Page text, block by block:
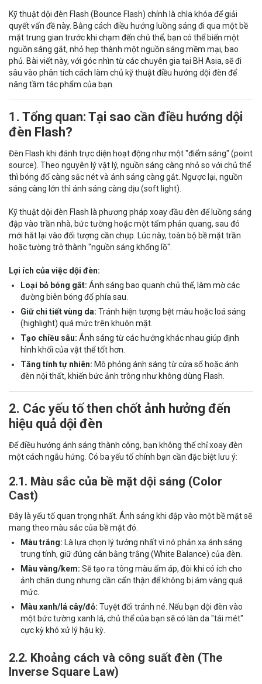
Kỹ thuật dội đèn Flash (Bounce Flash) chính là chìa khóa để giải
quyết vấn đề này. Bằng cách điều hướng luồng sáng đi qua một bề
mặt trung gian trước khi chạm đến chủ thể, bạn có thể biến một
nguồn sáng gắt, nhỏ hẹp thành một nguồn sáng mềm mại, bao
phủ. Bài viết này, với góc nhìn từ các chuyên gia tại BH Asia, sẽ đi
sâu vào phân tích cách làm chủ kỹ thuật điều hướng dội đèn để
nâng tầm tác phẩm của bạn.
1. Tổng quan: Tại sao cần điều hướng dội
đèn Flash?
Đèn Flash khi đánh trực diện hoạt động như một "điểm sáng" (point
source). Theo nguyên lý vật lý, nguồn sáng càng nhỏ so với chủ thể
thì bóng đổ càng sắc nét và ánh sáng càng gắt. Ngược lại, nguồn
sáng càng lớn thì ánh sáng càng dịu (soft light).
Kỹ thuật dội đèn Flash là phương pháp xoay đầu đèn để luồng sáng
đập vào trần nhà, bức tường hoặc một tấm phản quang, sau đó
mới hắt lại vào đối tượng cần chụp. Lúc này, toàn bộ bề mặt trần
hoặc tường trở thành "nguồn sáng khổng lồ".
Lợi ích của việc dội đèn:
Loại bỏ bóng gắt: Ánh sáng bao quanh chủ thể, làm mờ các
đường biên bóng đổ phía sau.
Giữ chi tiết vùng da: Tránh hiện tượng bệt màu hoặc loá sáng
(highlight) quá mức trên khuôn mặt.
Tạo chiều sâu: Ánh sáng từ các hướng khác nhau giúp định
hình khối của vật thể tốt hơn.
Tăng tính tự nhiên: Mô phỏng ánh sáng từ cửa sổ hoặc ánh
đèn nội thất, khiến bức ảnh trông như không dùng Flash.
2. Các yếu tố then chốt ảnh hưởng đến
hiệu quả dội đèn
Để điều hướng ánh sáng thành công, bạn không thể chỉ xoay đèn
một cách ngẫu hứng. Có ba yếu tố chính bạn cần đặc biệt lưu ý:
2.1. Màu sắc của bề mặt dội sáng (Color
Cast)
Đây là yếu tố quan trọng nhất. Ánh sáng khi đập vào một bề mặt sẽ
mang theo màu sắc của bề mặt đó.
Màu trắng: Là lựa chọn lý tưởng nhất vì nó phản xạ ánh sáng
trung tính, giữ đúng cân bằng trắng (White Balance) của đèn.
Màu vàng/kem: Sẽ tạo ra tông màu ấm áp, đôi khi có ích cho
ảnh chân dung nhưng cần cẩn thận để không bị ám vàng quá
mức.
Màu xanh/lá cây/đỏ: Tuyệt đối tránh né. Nếu bạn dội đèn vào
một bức tường xanh lá, chủ thể của bạn sẽ có làn da "tái mét"
cực kỳ khó xử lý hậu kỳ.
2.2. Khoảng cách và công suất đèn (The
Inverse Square Law)